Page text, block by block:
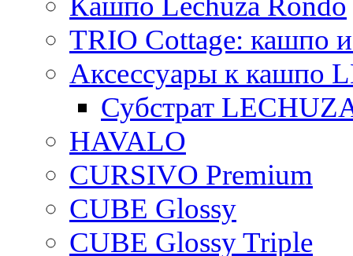
TRIO Cottage: кашпо
Аксессуары к кашпо
Субстрат
HAVALO
CURSIVO Premium
CUBE Glossy
CUBE Glossy Triple